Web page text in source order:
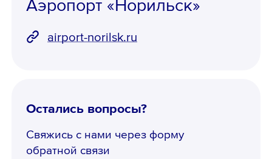
airport-norilsk.ru
Остались вопросы?
Свяжись с нами через форму
обратной связи